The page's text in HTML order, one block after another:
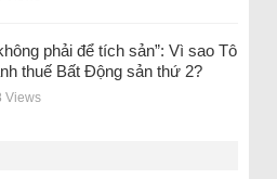
phải để tích sản”: Vì sao Tô
thuế Bất Động sản thứ 2?
Views